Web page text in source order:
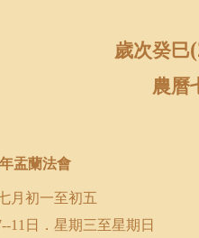
歲次癸巳
農曆
盂蘭法會
月初一至初五
11 日．星期三至星期日